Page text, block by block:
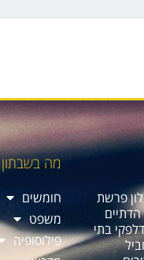
עלון פרשת
בתי
מה בשבתון
חומשים
משפט
פילוסופיה